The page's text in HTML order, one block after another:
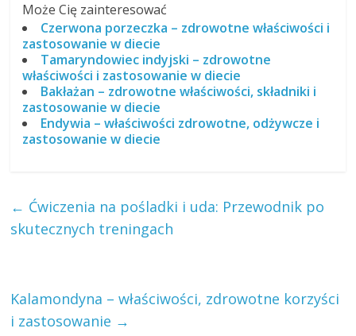
Może Cię zainteresować
Czerwona porzeczka – zdrowotne właściwości i
zastosowanie w diecie
Tamaryndowiec indyjski – zdrowotne
właściwości i zastosowanie w diecie
Bakłażan – zdrowotne właściwości, składniki i
zastosowanie w diecie
Endywia – właściwości zdrowotne, odżywcze i
zastosowanie w diecie
← Ćwiczenia na pośladki i uda: Przewodnik po
skutecznych treningach
Kalamondyna – właściwości, zdrowotne korzyści
i zastosowanie →